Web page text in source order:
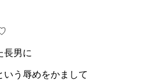
長男に
う辱めをかまして